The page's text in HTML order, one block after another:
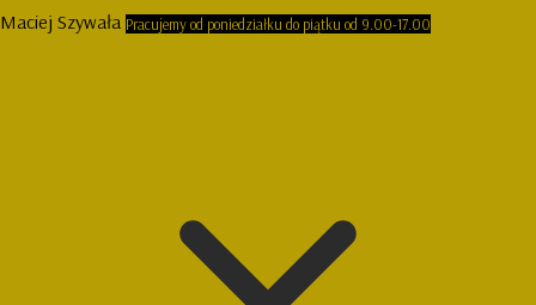
Maciej Szywała Pracujemy od poniedziałku do piątku od 9.00-17.00